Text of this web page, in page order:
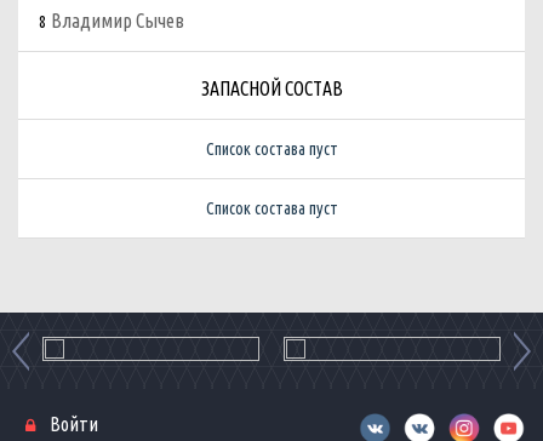
8 Владимир Сычев
ЗАПАСНОЙ СОСТАВ
Список состава пуст
Список состава пуст
Войти